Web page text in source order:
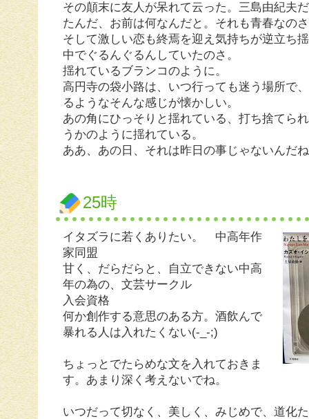
その顛末に友人が呆れて云った。三島由紀夫
たんだ、お前は何なんだと。それも青春なの
そして激しい恋も終焉を迎え気持ちが逆立ち
中でぐるんぐるんしていたのさ。
揺れているブランコのように。
高円寺の袋小路は、いつ行っても迷う場所で
るようなそんな感じが懐かしい。
あの角にひっそりと揺れている、打ち捨てら
うかのように揺れている。
ああ、あの日、それは昨日の事じゃないんだ
25時
イタズラに若くありたい。 中高年作
家同盟
甘く、だらだらと、自立できない中高
年の為の、文芸サークル
入会資格
何か創作する意思のある方。酒飲んで
暴れる人は入れたくない(-_-;)
ちょっとでたらめな文を入れておきま
す。あまり深く考えないでね。
いつだって切なく、美しく、みじめで、道化